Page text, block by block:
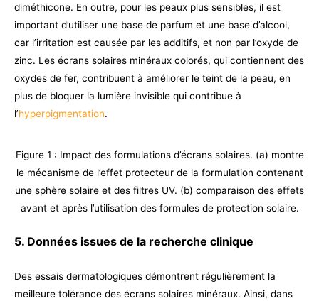
diméthicone. En outre, pour les peaux plus sensibles, il est
important d’utiliser une base de parfum et une base d’alcool,
car l’irritation est causée par les additifs, et non par l’oxyde de
zinc. Les écrans solaires minéraux colorés, qui contiennent des
oxydes de fer, contribuent à améliorer le teint de la peau, en
plus de bloquer la lumière invisible qui contribue à
l’hyperpigmentation.
Figure 1 : Impact des formulations d’écrans solaires. (a) montre
le mécanisme de l’effet protecteur de la formulation contenant
une sphère solaire et des filtres UV. (b) comparaison des effets
avant et après l’utilisation des formules de protection solaire.
5. Données issues de la recherche clinique
Des essais dermatologiques démontrent régulièrement la
meilleure tolérance des écrans solaires minéraux. Ainsi, dans